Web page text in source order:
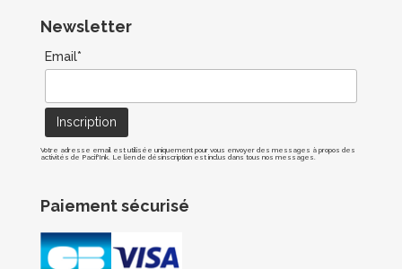
Newsletter
Email*
Votre adresse email est utilisée uniquement pour vous envoyer des messages à propos des
activités de Pacif'Ink. Le lien de désinscription est inclus dans tous nos messages.
Paiement sécurisé